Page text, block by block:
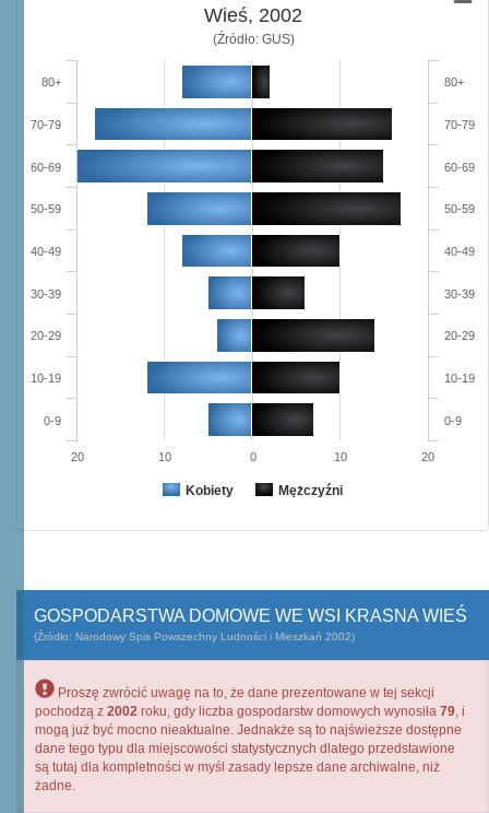
Wieś, 2002
(Źródło: GUS)
Kobiety Mężczyźni
0-9
10-19
20-29
30-39
40-49
50-59
60-69
70-79
80+
0-9
10-19
20-29
30-39
40-49
50-59
60-69
70-79
80+
20 10 0 10 20
GOSPODARSTWA DOMOWE WE WSI KRASNA WIEŚ
(Źródło: Narodowy Spis Powszechny Ludności i Mieszkań 2002)
Proszę zwrócić uwagę na to, że dane prezentowane w tej sekcji
pochodzą z 2002 roku, gdy liczba gospodarstw domowych wynosiła 79, i
mogą już być mocno nieaktualne. Jednakże są to najświeższe dostępne
dane tego typu dla miejscowości statystycznych dlatego przedstawione
są tutaj dla kompletności w myśl zasady lepsze dane archiwalne, niż
żadne.